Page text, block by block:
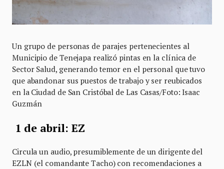
Un grupo de personas de parajes pertenecientes al
Municipio de Tenejapa realizó pintas en la clínica de
Sector Salud, generando temor en el personal que tuvo
que abandonar sus puestos de trabajo y ser reubicados
en la Ciudad de San Cristóbal de Las Casas/Foto: Isaac
Guzmán
1 de abril: EZ
Circula un audio, presumiblemente de un dirigente del
EZLN (el comandante Tacho) con recomendaciones a